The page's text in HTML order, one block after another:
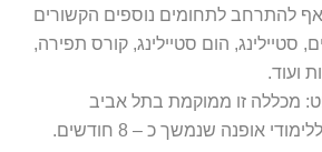
להתרחב לתחומים נוספים הקשורים
סטיילינג, הום סטיילינג, קורס תפירה,
ועוד.
מכללה זו ממוקמת בתל אביב
ומציעה קורס ללימודי אופנה שנמשך כ – 8 חודשים.